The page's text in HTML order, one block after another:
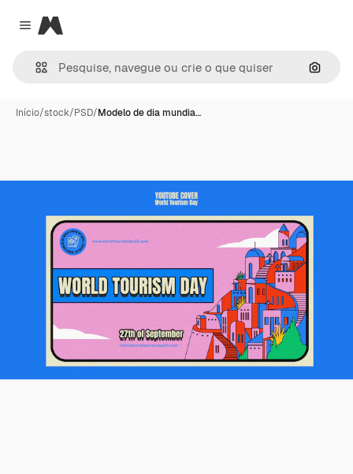
Close menu
Magnific
Início/stock/PSD/Modelo de dia mundia…